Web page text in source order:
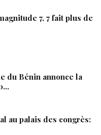
7, 7 fait plus de
du Bénin annonce la
au palais des congrès: